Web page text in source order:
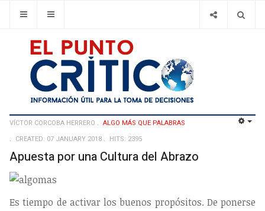
VÍCTOR CORCOBA HERRERO
ALGO MÁS QUE PALABRAS
CREATED: 07 JANUARY 2018
HITS: 2395
Apuesta por una Cultura del Abrazo
Es tiempo de activar los buenos propósitos. De ponerse